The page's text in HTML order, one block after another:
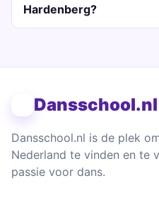
Hardenberg?
Dansschool.nl
Dansschool.nl is de plek
Nederland te vinden en te
passie voor dans.